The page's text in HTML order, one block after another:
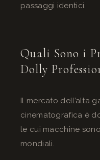
passaggi identici.
Quali Sono i
Dolly
Il mercato dell’alta
cinematografica è
le cui macchine
mondiali.